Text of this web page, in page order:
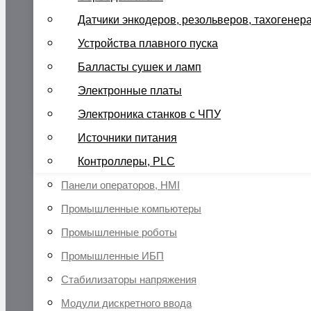
Датчики энкодеров, резольверов,
Устройства плавного пуска
Балласты сушек и ламп
Электронные платы
Электроника станков с ЧПУ
Источники питания
Контроллеры, PLC
Панели операторов, HMI
Промышленные компьютеры
Промышленные роботы
Промышленные ИБП
Стабилизаторы напряжения
Модули дискретного ввода